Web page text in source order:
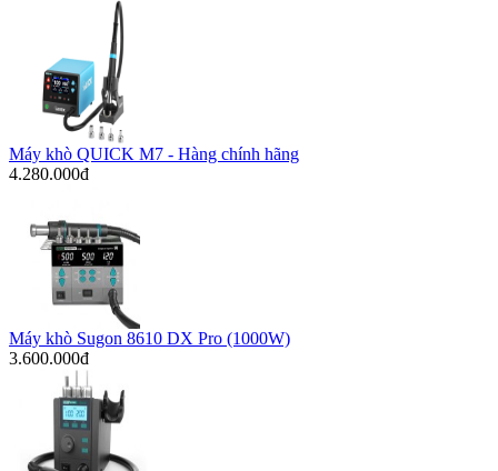
Máy khò QUICK M7 - Hàng chính hãng
4.280.000đ
Máy khò Sugon 8610 DX Pro (1000W)
3.600.000đ